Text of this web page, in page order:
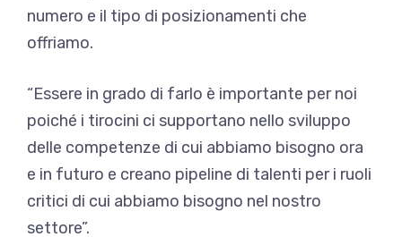
numero e il tipo di posizionamenti che
offriamo.
“Essere in grado di farlo è importante per noi
poiché i tirocini ci supportano nello sviluppo
delle competenze di cui abbiamo bisogno ora
e in futuro e creano pipeline di talenti per i ruoli
critici di cui abbiamo bisogno nel nostro
settore”.